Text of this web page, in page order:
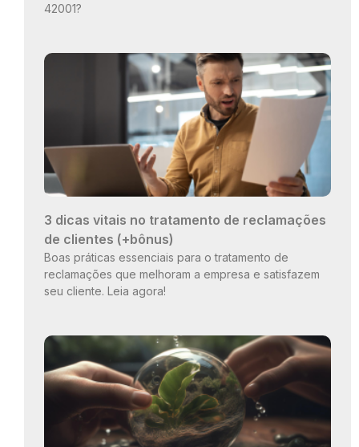
42001?
3 dicas vitais no tratamento de reclamações
de clientes (+bônus)
Boas práticas essenciais para o tratamento de
reclamações que melhoram a empresa e satisfazem
seu cliente. Leia agora!